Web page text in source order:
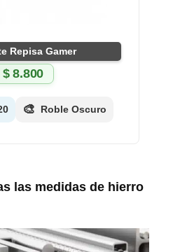
Repisa Gamer
$8.800
🎨 Roble Oscuro
las medidas de hierro